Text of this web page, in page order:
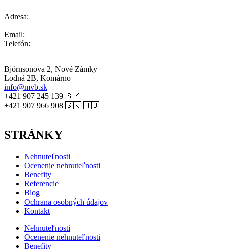
Adresa:
Email:
Telefón:
Björnsonova 2, Nové Zámky
Lodná 2B, Komárno
info@mvb.sk
+421 907 245 139 🇸🇰
+421 907 966 908 🇸🇰 🇭🇺
STRÁNKY
Nehnuteľnosti
Ocenenie nehnuteľnosti
Benefity
Referencie
Blog
Ochrana osobných údajov
Kontakt
Nehnuteľnosti
Ocenenie nehnuteľnosti
Benefity